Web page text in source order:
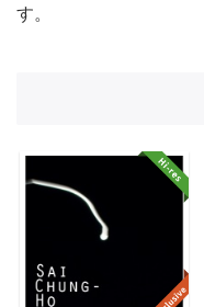
す。